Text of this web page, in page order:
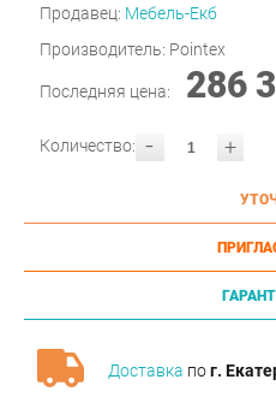
Продавец: Мебель-Екб
Производитель: Pointex
Последняя цена: 286
- +
Количество:
Доставка пог.